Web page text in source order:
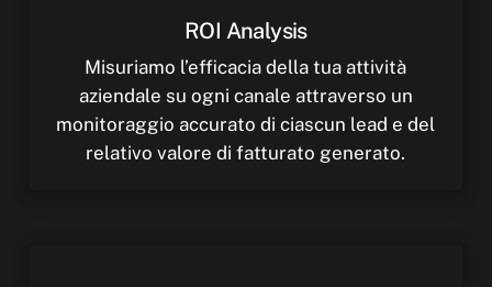
ROI Analysis
Misuriamo l’efficacia della tua attività
aziendale su ogni canale attraverso un
monitoraggio accurato di ciascun lead e del
relativo valore di fatturato generato.